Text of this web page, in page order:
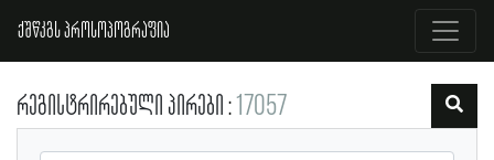
ქშწკგს პროსოპოგრაფია
რეგისტრირებული პირები 17057